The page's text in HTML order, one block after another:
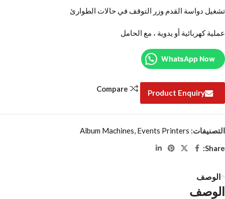
تشغيل دواسة القدم وزر التوقف في حالات الطوارئ
عملية كهربائية أو يدوية ، مع الحامل
WhatsApp Now
Product Enquiry
Compare
التصنيفات: Album Machines Events Printers
Share:
الوصف
الوصف